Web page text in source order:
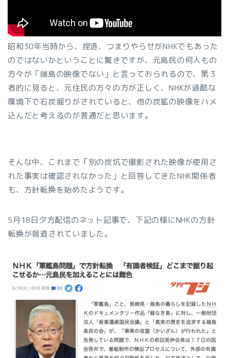
昭和30年当時から、捏造、つまりやらせがNHKでもあった
のではないかということに驚きですが、元島民の何人もの
方々が「端島の映像でない」と言っておられるので、第３
者的に見ると、元住民の方々の方が正しく、NHKが過酷な
環境下で石炭掘りがされていると、他の炭鉱の映像をハメ
込んだと考えるのが普通だと思います。
そんな中、これまで「別の炭坑で撮影された映像が使用さ
れた事実は確認されなかった」と回答してきたNHK関係者
も、方針転換を始めたようです。
5月18日夕方配信のネット記事で、下記の様にNHKの方針
転換が報道されていました。